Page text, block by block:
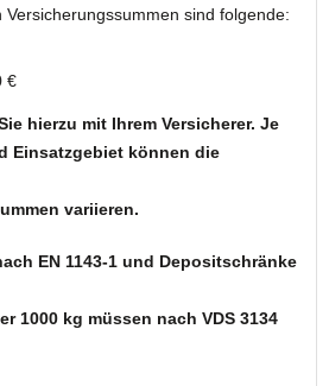
sind folgende:
€
hierzu mit Ihrem Versicherer. Je
Einsatzgebiet können die
variieren.
EN 1143-1 und Depositschränke
1000 kg müssen nach VDS 3134